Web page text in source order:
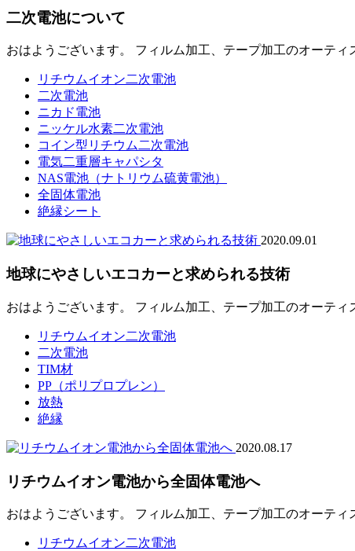
二次電池について
おはようございます。 フィルム加工、テープ加工のオーテ
リチウムイオン二次電池
二次電池
ニカド電池
ニッケル水素二次電池
コイン型リチウム二次電池
電気二重層キャパシタ
NAS電池（ナトリウム硫黄電池）
全固体電池
絶縁シート
2020.09.01
地球にやさしいエコカーと求められる技術
おはようございます。 フィルム加工、テープ加工のオーテ
リチウムイオン二次電池
二次電池
TIM材
PP（ポリプロプレン）
放熱
絶縁
2020.08.17
リチウムイオン電池から全固体電池へ
おはようございます。 フィルム加工、テープ加工のオーテ
リチウムイオン二次電池